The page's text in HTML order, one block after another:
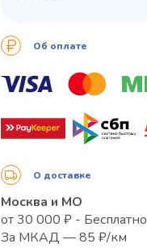
Об оплате
О доставке
Москва и МО
от 30 000 ₽ - Бесплатно
За МКАД — 85 ₽/км